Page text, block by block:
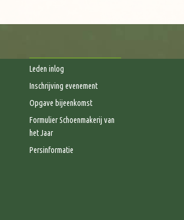
Leden inlog
Inschrijving evenement
Opgave bijeenkomst
Formulier Schoenmakerij van
het Jaar
Persinformatie